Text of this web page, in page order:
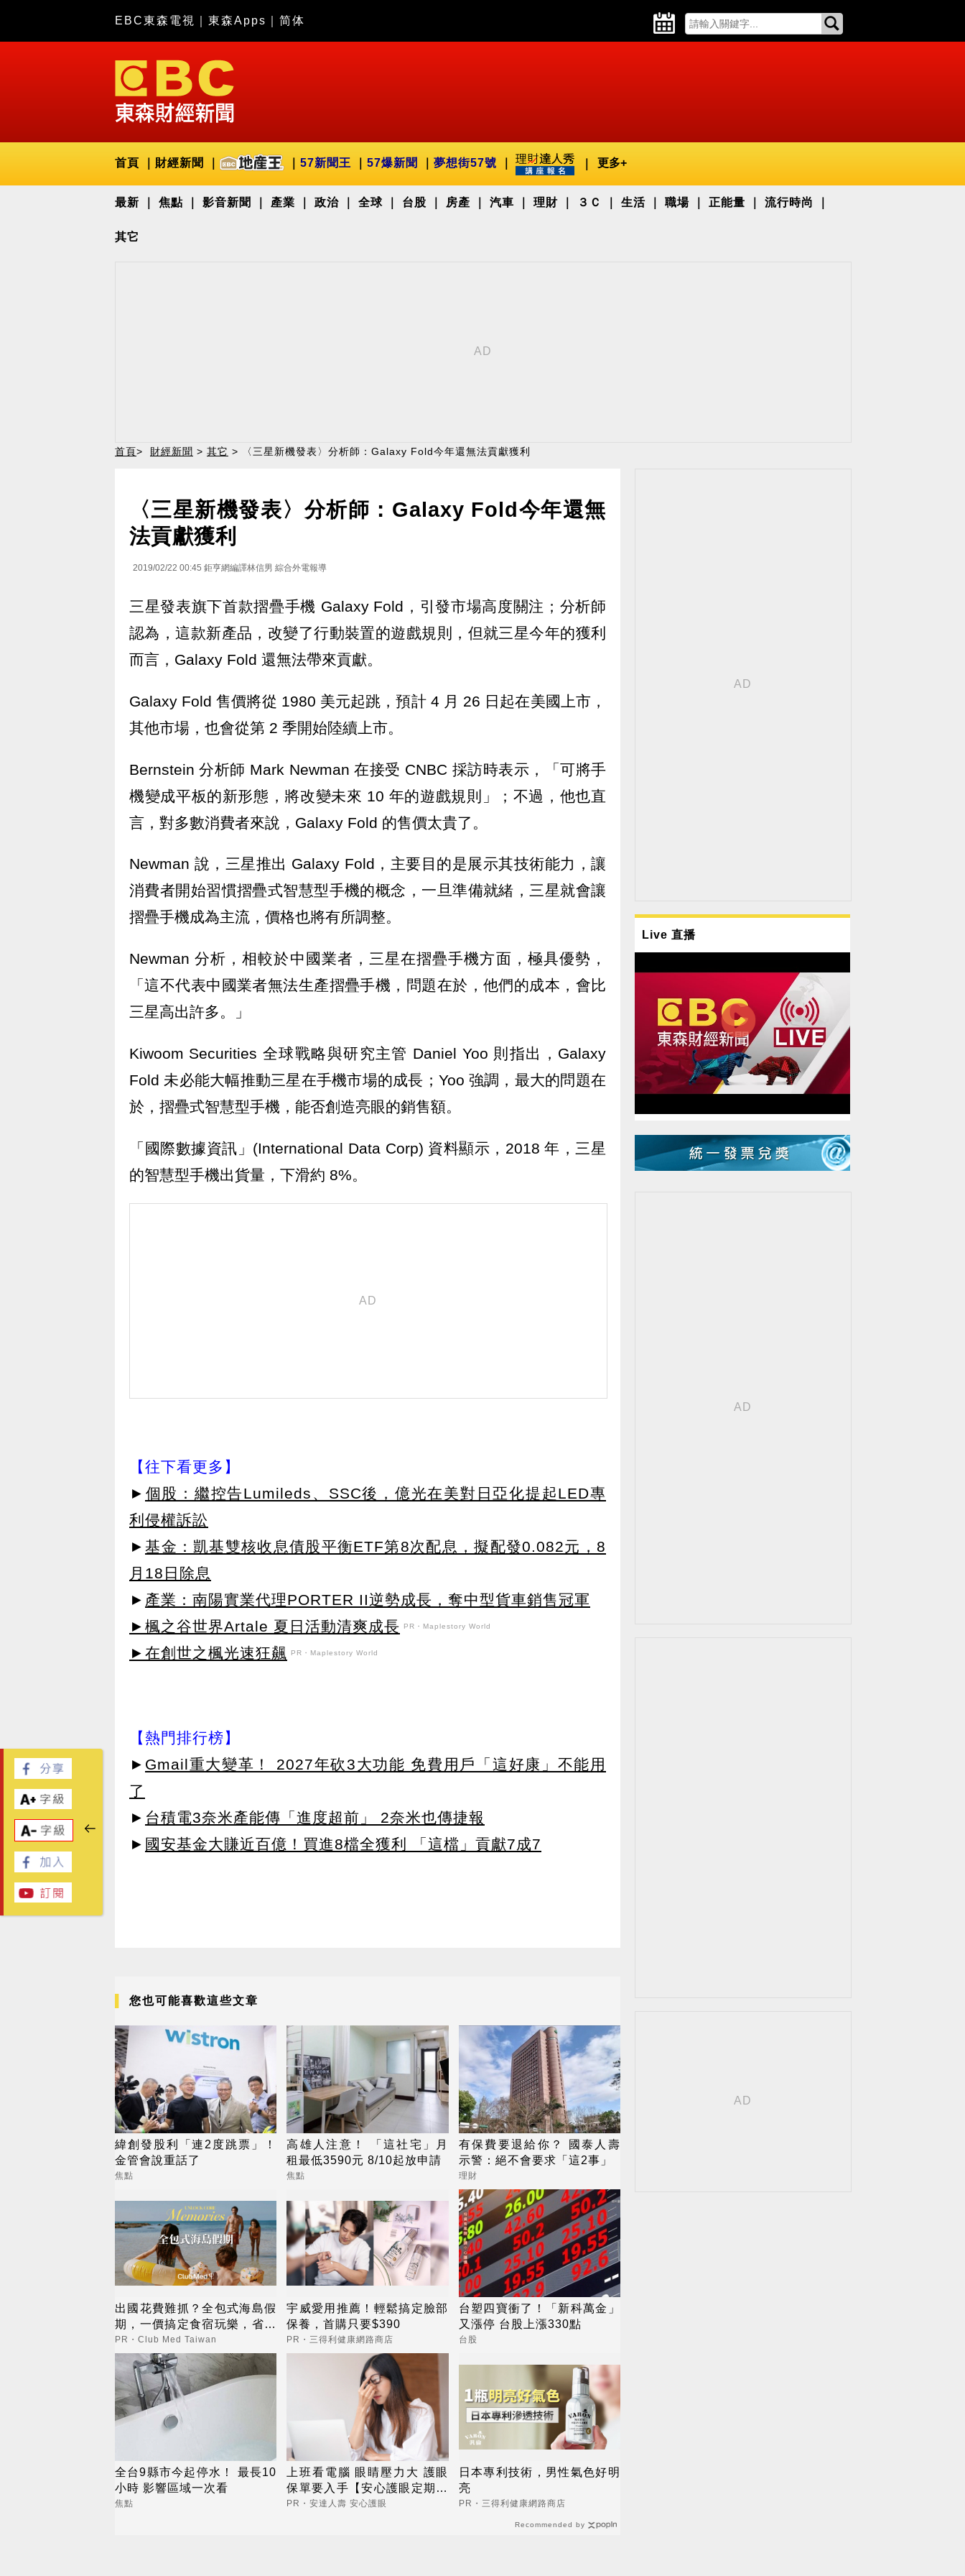
EBC東森電視 東森Apps 简体
首頁 財經新聞 57新聞王 57爆新聞 夢想街57號 更多+
最新 焦點 影音新聞 產業 政治 全球 台股 房產 汽車 理財 ３Ｃ 生活 職場 正能量 流行時尚
其它
首頁> 財經新聞 > 其它 > 〈三星新機發表〉分析師：Galaxy Fold今年還無法貢獻獲利
〈三星新機發表〉分析師：Galaxy Fold今年還無
法貢獻獲利
2019/02/22 00:45 鉅亨網編譯林信男 綜合外電報導
三星發表旗下首款摺疊手機 Galaxy Fold，引發市場高度關注；分析師
認為，這款新產品，改變了行動裝置的遊戲規則，但就三星今年的獲利
而言，Galaxy Fold 還無法帶來貢獻。
Galaxy Fold 售價將從 1980 美元起跳，預計 4 月 26 日起在美國上市，
其他市場，也會從第 2 季開始陸續上市。
Bernstein 分析師 Mark Newman 在接受 CNBC 採訪時表示，「可將手
機變成平板的新形態，將改變未來 10 年的遊戲規則」；不過，他也直
言，對多數消費者來說，Galaxy Fold 的售價太貴了。
Newman 說，三星推出 Galaxy Fold，主要目的是展示其技術能力，讓
消費者開始習慣摺疊式智慧型手機的概念，一旦準備就緒，三星就會讓
摺疊手機成為主流，價格也將有所調整。
Newman 分析，相較於中國業者，三星在摺疊手機方面，極具優勢，
「這不代表中國業者無法生產摺疊手機，問題在於，他們的成本，會比
三星高出許多。」
Kiwoom Securities 全球戰略與研究主管 Daniel Yoo 則指出，Galaxy
Fold 未必能大幅推動三星在手機市場的成長；Yoo 強調，最大的問題在
於，摺疊式智慧型手機，能否創造亮眼的銷售額。
「國際數據資訊」(International Data Corp) 資料顯示，2018 年，三星
的智慧型手機出貨量，下滑約 8%。
【往下看更多】
► 個股：繼控告Lumileds、SSC後，億光在美對日亞化提起LED專
利侵權訴訟
► 基金：凱基雙核收息債股平衡ETF第8次配息，擬配發0.082元，8
月18日除息
► 產業：南陽實業代理PORTER II逆勢成長，奪中型貨車銷售冠軍
►楓之谷世界Artale 夏日活動清爽成長
PR・Maplestory World
►在創世之楓光速狂飆 PR・Maplestory World
【熱門排行榜】
► Gmail重大變革！ 2027年砍3大功能 免費用戶「這好康」不能用
了
► 台積電3奈米產能傳「進度超前」 2奈米也傳捷報
► 國安基金大賺近百億！買進8檔全獲利 「這檔」貢獻7成7
您也可能喜歡這些文章
緯創發股利「連2度跳票」！
金管會說重話了
焦點
高雄人注意！ 「這社宅」月
租最低3590元 8/10起放申請
焦點
有保費要退給你？ 國泰人壽
示警：絕不會要求「這2事」
理財
出國花費難抓？全包式海島假
期，一價搞定食宿玩樂，省錢
更省心！
PR・Club Med Taiwan
宇威愛用推薦！輕鬆搞定臉部
保養，首購只要$390
PR・三得利健康網路商店
台塑四寶衝了！「新科萬金」
又漲停 台股上漲330點
台股
全台9縣市今起停水！ 最長10
小時 影響區域一次看
焦點
上班看電腦 眼睛壓力大 護眼
保單要入手【安心護眼定期眼
睛險】
PR・安達人壽 安心護眼
日本專利技術，男性氣色好明
亮
PR・三得利健康網路商店
Recommended by
Live 直播